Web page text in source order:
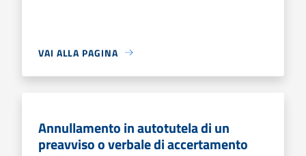
VAI ALLA PAGINA
Annullamento in autotutela di un
preavviso o verbale di accertamento